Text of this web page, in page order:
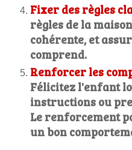
Fixer des règles
règles de la
cohérente, et
comprend.
Renforcer les
Félicitez l'enfant
instructions ou
Le renforcement
un bon